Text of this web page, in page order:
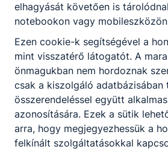
elhagyását követően is
notebookon vagy
Ezen cookie-k segítségével a
mint visszatérő látogatót. A
önmagukban nem hordoznak
csak a kiszolgáló adatbázisában
összerendeléssel együtt
azonosítására. Ezek a sütik
arra, hogy megjegyezhessük a
felkínált szolgáltatásokkal